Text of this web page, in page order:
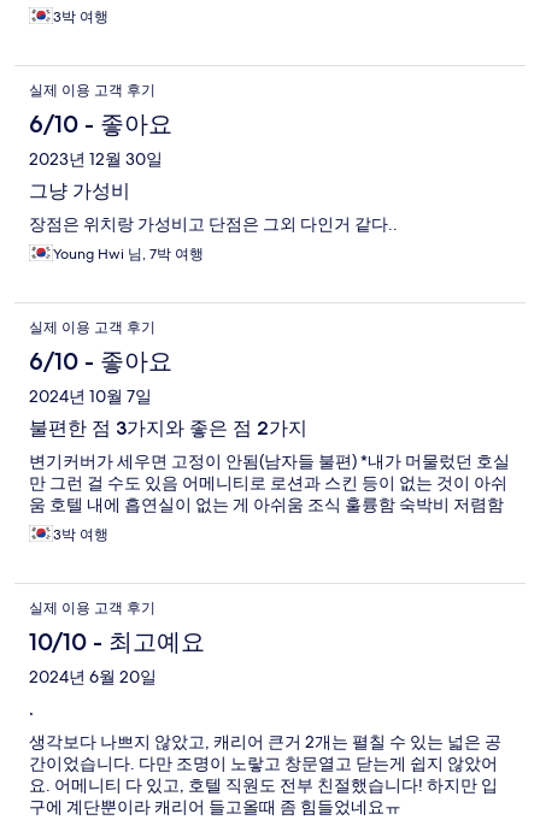
3박 여행
실제 이용 고객 후기
6/10 - 좋아요
2023년 12월 30일
그냥 가성비
장점은 위치랑 가성비고 단점은 그외 다인거 같다..
Young Hwi 님, 7박 여행
실제 이용 고객 후기
6/10 - 좋아요
2024년 10월 7일
불편한 점 3가지와 좋은 점 2가지
변기커버가 세우면 고정이 안됨(남자들 불편) *내가 머물렀던 호실
만 그런 걸 수도 있음 어메니티로 로션과 스킨 등이 없는 것이 아쉬
움 호텔 내에 흡연실이 없는 게 아쉬움 조식 훌륭함 숙박비 저렴함
3박 여행
실제 이용 고객 후기
10/10 - 최고예요
2024년 6월 20일
.
생각보다 나쁘지 않았고, 캐리어 큰거 2개는 펼칠 수 있는 넓은 공
간이었습니다. 다만 조명이 노랗고 창문열고 닫는게 쉽지 않았어
요. 어메니티 다 있고, 호텔 직원도 전부 친절했습니다! 하지만 입
구에 계단뿐이라 캐리어 들고올때 좀 힘들었네요ㅠ